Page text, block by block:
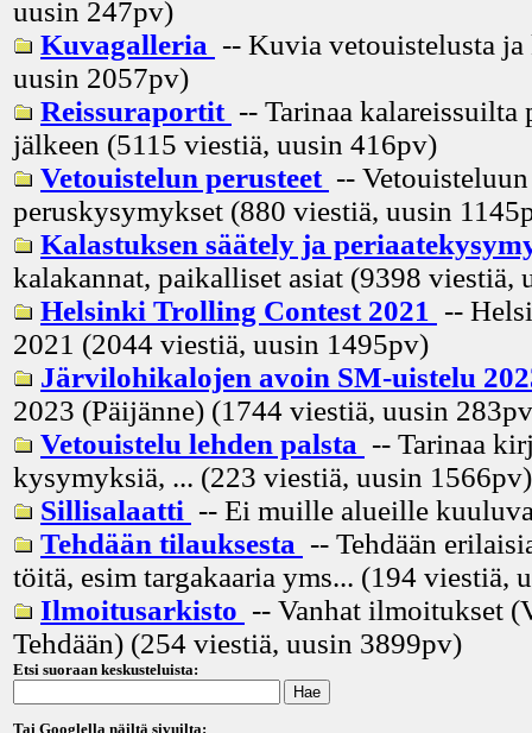
uusin 247pv)
Kuvagalleria -- Kuvia vetouistelusta
uusin 2057pv)
Reissuraportit -- Tarinaa kalareissuilta
jälkeen (5115 viestiä, uusin 416pv)
Vetouistelun perusteet --
peruskysymykset (880 viestiä, uusin
Kalastuksen säätely ja
kalakannat, paikalliset asiat (9398 viestiä,
Helsinki Trolling Contest 2021 --
2021 (2044 viestiä, uusin 1495pv)
Järvilohikalojen avoin SM-uistelu
2023 (Päijänne) (1744 viestiä, uusin 283pv
Vetouistelu lehden palsta -- Tarinaa
kysymyksiä, ... (223 viestiä, uusin 1566pv)
Sillisalaatti -- Ei muille alueille
Tehdään tilauksesta -- Tehdään
töitä, esim targakaaria yms... (194 viestiä,
Ilmoitusarkisto -- Vanhat ilmoitukset
Tehdään) (254 viestiä, uusin 3899pv)
Etsi suoraan keskusteluista:
Tai Googlella näiltä sivuilta: